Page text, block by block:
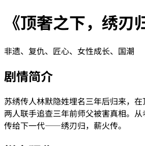
《顶奢之下，绣刃
非遗、复仇、匠心、女性成长、国潮
剧情简介
苏绣传人林默隐姓埋名三年后归来，
两人联手追查三年前师父被害真相。
传给下一代——绣刃归，薪火传。